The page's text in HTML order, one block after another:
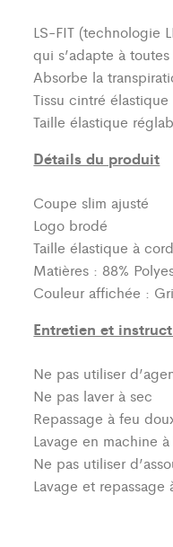
LS-FIT (technologie
qui s’adapte à
Absorbe la
Tissu cintré élastique
Taille élastique
Détails du produit
Coupe slim ajusté
Logo brodé
Taille élastique à
Matières : 88%
Couleur affichée :
Entretien et
Ne pas utiliser
Ne pas laver à sec
Repassage à feu
Lavage en machine à
Ne pas utiliser
Lavage et repassage